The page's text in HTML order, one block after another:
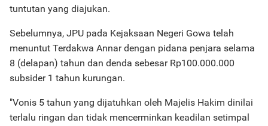
tuntutan yang diajukan.
Sebelumnya, JPU pada Kejaksaan Negeri Gowa telah
menuntut Terdakwa Annar dengan pidana penjara selama
8 (delapan) tahun dan denda sebesar Rp100.000.000
subsider 1 tahun kurungan.
"Vonis 5 tahun yang dijatuhkan oleh Majelis Hakim dinilai
terlalu ringan dan tidak mencerminkan keadilan setimpal